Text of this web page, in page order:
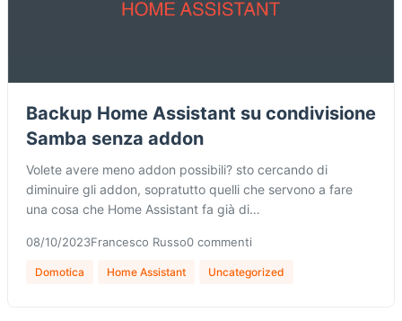
Backup Home Assistant su condivisione
Samba senza addon
Volete avere meno addon possibili? sto cercando di
diminuire gli addon, sopratutto quelli che servono a fare
una cosa che Home Assistant fa già di…
08/10/2023Francesco Russo0 commenti
Domotica Home Assistant Uncategorized